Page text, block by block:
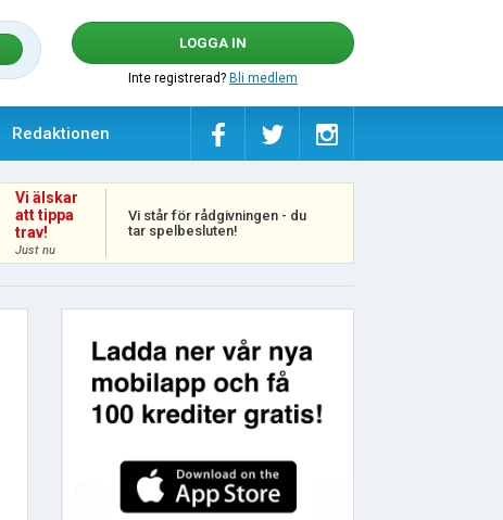
LOGGA IN
Inte registrerad? Bli medlem
Redaktionen
Vi älskar
att tippa
trav!
Just nu
Vi står för rådgivningen - du
tar spelbesluten!